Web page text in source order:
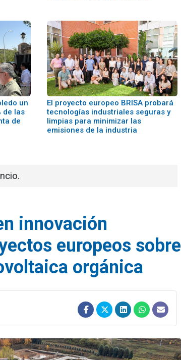
un
de las
de
El proyecto europeo BRISA probará
tecnologías industriales seguras y
limpias para minimizar las
emisiones de la industria
innovación
europeos sobre
orgánica